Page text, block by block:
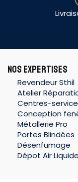
NOS EXPERTISES
Revendeur Sthil
Atelier
Centres-
Conception
Métallerie Pro
Portes Blindées
Désenfumage
Dépot Air Liquide